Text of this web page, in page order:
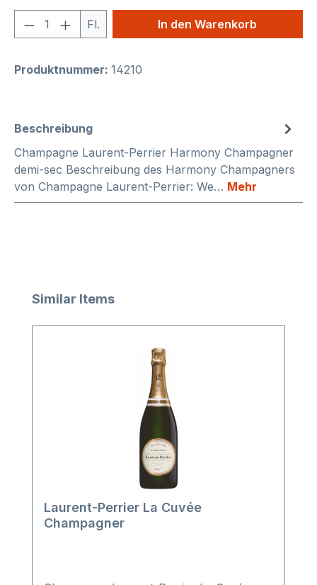
Produkt Anzahl: Gib den
Fl. In den Warenkorb
Produktnummer: 14210
Beschreibung
Champagne Laurent-Perrier Harmony Champagner
demi-sec Beschreibung des Harmony Champagners
von Champagne Laurent-Perrier: We… Mehr
Produktgalerie überspringen
Similar Items
Laurent-Perrier La Cuvée
Champagner